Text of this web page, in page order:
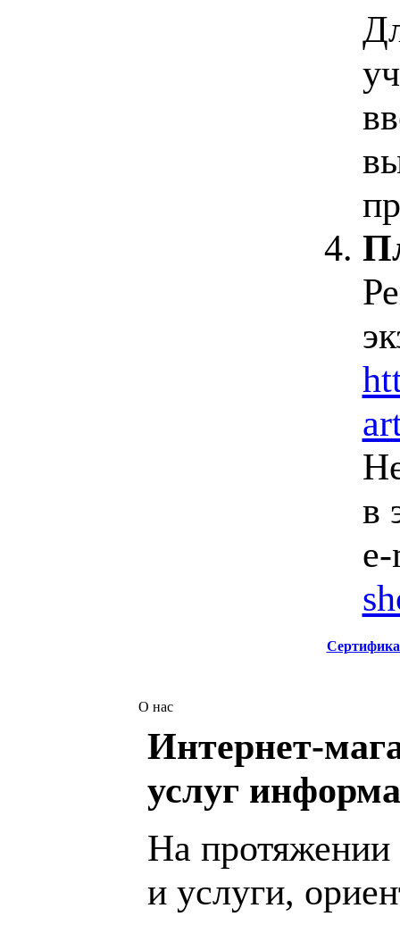
в
О нас
Интернет-
услуг
На протяжении
и услуги,